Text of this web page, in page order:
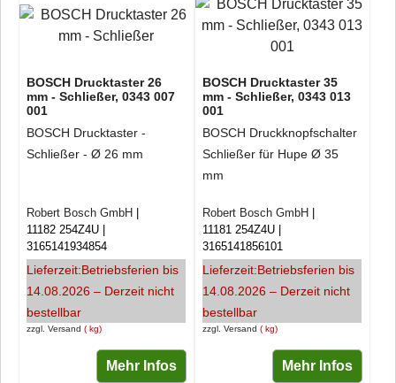
BOSCH Drucktaster 26
mm - Schließer, 0343 007
001
BOSCH Drucktaster -
Schließer - Ø 26 mm
zzgl. Versand kg
Robert Bosch GmbH
11182 254Z4U
3165141934854
Lieferzeit:Betriebsferien bis
14.08.2026 – Derzeit nicht
bestellbar
Mehr Infos
BOSCH Drucktaster 35
mm - Schließer, 0343 013
001
BOSCH Druckknopfschalter
Schließer für Hupe Ø 35
mm
zzgl. Versand kg
Robert Bosch GmbH
11181 254Z4U
3165141856101
Lieferzeit:Betriebsferien bis
14.08.2026 – Derzeit nicht
bestellbar
Mehr Infos